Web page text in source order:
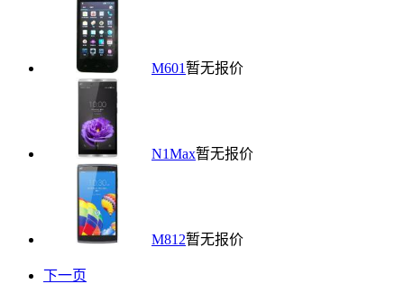
M601 暂无报价
N1Max暂无报价
M812暂无报价
下一页